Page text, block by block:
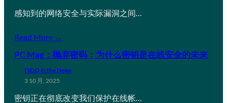
感知到的网络安全与实际漏洞之间…
Read More →
PC Mag：抛弃密码：为什么密钥是在线安全的未来
FIDO in the News
3 10 月, 2025
密钥正在彻底改变我们保护在线帐…